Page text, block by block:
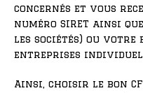
concernés et vous
numéro SIRET ainsi
les sociétés) ou
entreprises
Ainsi, choisir le bon